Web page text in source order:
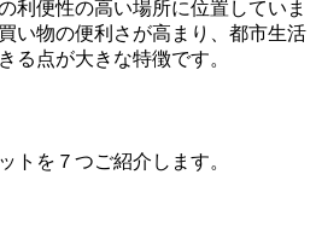
利便性の高い場所に位置していま
い物の便利さが高まり、都市生活
る点が大きな特徴です。
トを７つご紹介します。